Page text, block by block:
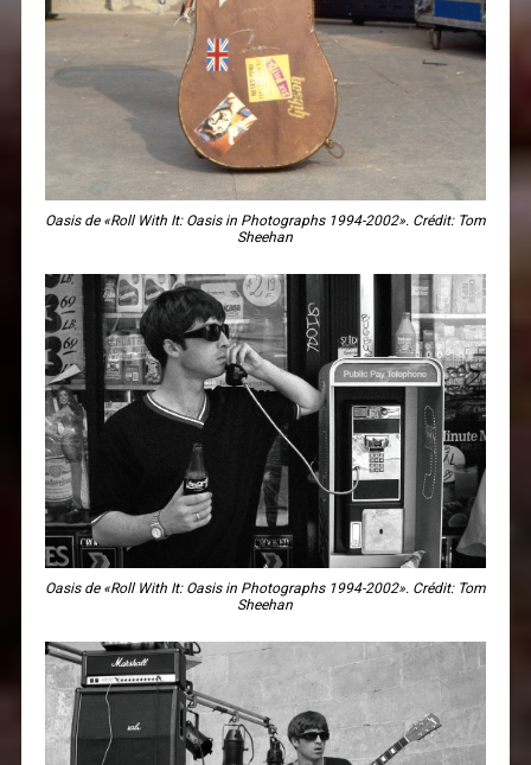
Oasis de «Roll With It: Oasis in Photographs 1994-2002». Crédit: Tom
Sheehan
Oasis de «Roll With It: Oasis in Photographs 1994-2002». Crédit: Tom
Sheehan